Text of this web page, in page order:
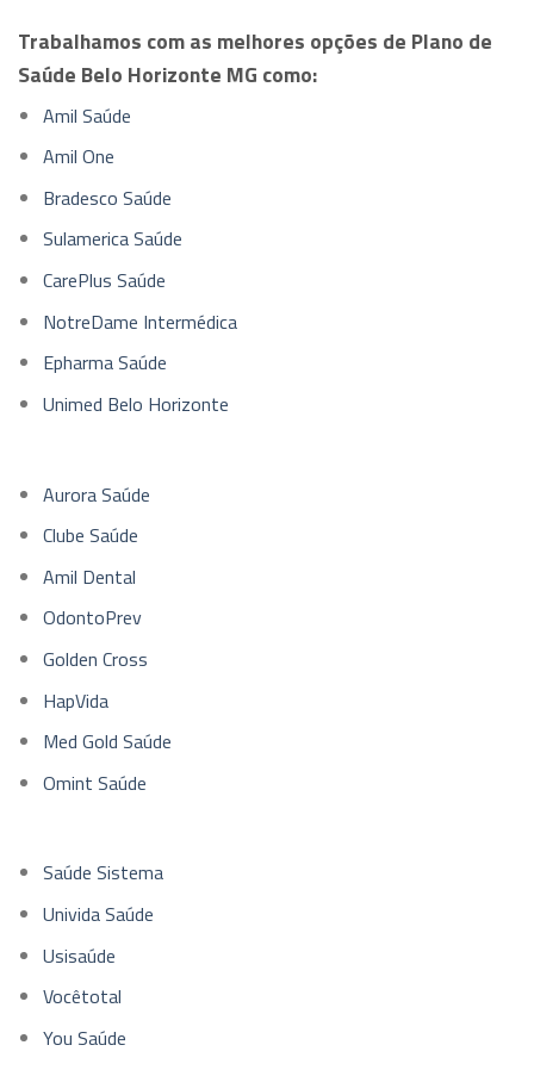
Trabalhamos com as melhores opções de Plano de
Saúde Belo Horizonte MG como:
Amil Saúde
Amil One
Bradesco Saúde
Sulamerica Saúde
CarePlus Saúde
NotreDame Intermédica
Epharma Saúde
Unimed Belo Horizonte
Aurora Saúde
Clube Saúde
Amil Dental
OdontoPrev
Golden Cross
HapVida
Med Gold Saúde
Omint Saúde
Saúde Sistema
Univida Saúde
Usisaúde
Vocêtotal
You Saúde